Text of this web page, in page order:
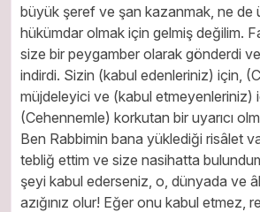
büyük şeref ve şan kazanmak, ne de
hükümdar olmak için gelmiş değilim.
size bir peygamber olarak gönderdi
indirdi. Sizin (kabul edenleriniz) için,
müjdeleyici ve (kabul etmeyenleriniz)
(Cehennemle) korkutan bir uyarıcı
Ben Rabbimin bana yüklediği risâlet
tebliğ ettim ve size nasihatta
şeyi kabul ederseniz, o, dünyada ve
azığınız olur! Eğer onu kabul etmez,